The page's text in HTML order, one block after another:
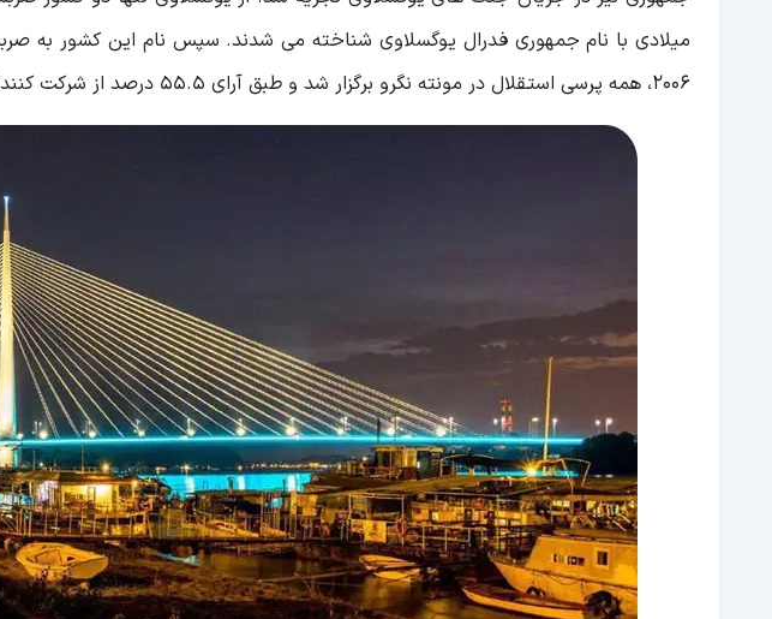
2006، همه پرسی استقلال در مونته نگرو برگزار شد و طبق آرای 55.5 درصد از شرکت کنندگان، مونته نگرو اعلام استقلال نمود.